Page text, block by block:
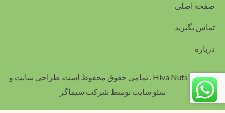
صفحه اصلی
تماس بگیرید
درباره
© 2024 Hiva Nuts . تمامی حقوق محفوظ است. طراحی سایت و
سئو سایت توسط شرکت سیماگر